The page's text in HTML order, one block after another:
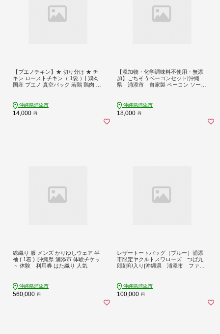
【ブエノチキン】★ 切り分け ★ チ
キン ローストチキン（ 1袋 ）| 鶏肉
国産 ブエノ 真空パック 若鶏 鶏肉 に
縄県 沖縄県産 やんばる ご当地 グル
メ
沖縄県浦添市
14,000 円
【添加物・化学調味料不使用・無添
加】ごちそうベーコンセット|沖縄
県 浦添市 自家製 ベーコン ソーセ
沖縄県浦添市
18,000 円
総織り 服 メンズ かりゆしウェア 半
袖 ( 1着 ) |沖縄県 浦添市 体験チケッ
ト 体験 利用券 はた織り 人気
沖縄県浦添市
560,000 円
レザートートバッグ（ブルー）浦添
市限定ヤクルトスワローズ つば九
郎刻印入り|沖縄県 浦添市 ファッ
雑貨 人気 ヤクルトスワローズ
沖縄県浦添市
100,000 円